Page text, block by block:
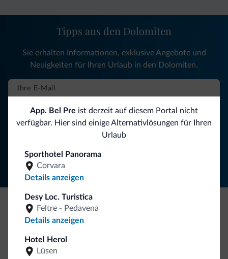
App. Bel Pre ist derzeit auf diesem Portal nicht
verfügbar. Hier sind einige Alternativlösungen für Ihren
Urlaub
Sporthotel Panorama
Corvara
Details anzeigen
Desy Loc. Turistica
Feltre - Pedavena
Details anzeigen
Hotel Herol
Lüsen
Folgen Sie Dolomiti.it auf
Tipps aus den Dolomiten
Sie erhalten Informationen, exklusive Angebote und
Neuigkeiten für Ihren Urlaub in den Dolomiten.
NEWSLETTER ABONNIEREN
Seien Sie originell, entdecken Sie die neue
Kollektion
So viele von Ihnen haben uns gefragt. Die neue Kollektion